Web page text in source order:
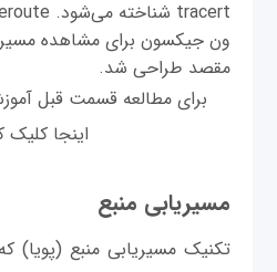
ون جیکسون برای مشاهده مسیر
مقصد طراحی شد.
برای مطالعه قسمت قبل
اینجا کلیک
مسیریابی منبع
تکنیک مسیریابی منبع (پویا)